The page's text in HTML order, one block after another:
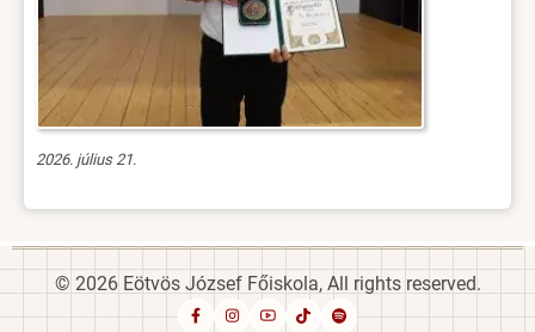
2026. július 21.
© 2026 Eötvös József Főiskola, All rights reserved.